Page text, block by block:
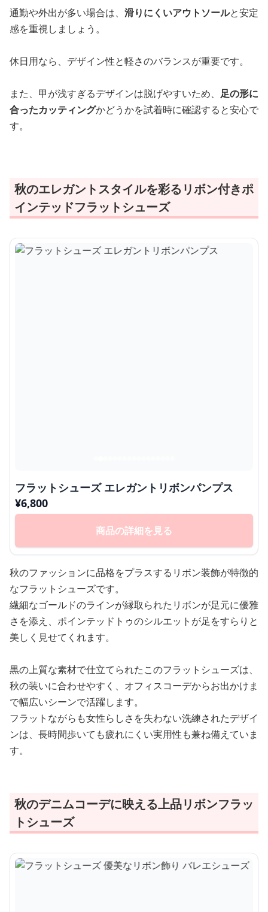
通勤や外出が多い場合は、 滑りにくいアウトソールと安定
感を重視しましょう。
休日用なら、デザイン性と軽さのバランスが重要です。
また、甲が浅すぎるデザインは脱げやすいため、 足の形に
合ったカッティングかどうかを試着時に確認すると安心で
す。
秋のエレガントスタイルを彩るリボン付きポ
インテッドフラットシューズ
フラットシューズ エレガントリボンパンプス
¥6,800
商品の詳細を見る
秋のファッションに品格をプラスするリボン装飾が特徴的
なフラットシューズです。
繊細なゴールドのラインが縁取られたリボンが足元に優雅
さを添え、ポインテッドトゥのシルエットが足をすらりと
美しく見せてくれます。
黒の上質な素材で仕立てられたこのフラットシューズは、
秋の装いに合わせやすく、オフィスコーデからお出かけま
で幅広いシーンで活躍します。
フラットながらも女性らしさを失わない洗練されたデザイ
ンは、長時間歩いても疲れにくい実用性も兼ね備えていま
す。
秋のデニムコーデに映える上品リボンフラッ
トシューズ